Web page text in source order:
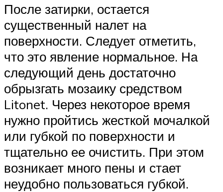
После затирки, остается
существенный налет на
поверхности. Следует отметить,
что это явление нормальное. На
следующий день достаточно
обрызгать мозаику средством
Litonet. Через некоторое время
нужно пройтись жесткой мочалкой
или губкой по поверхности и
тщательно ее очистить. При этом
возникает много пены и стает
неудобно пользоваться губкой.